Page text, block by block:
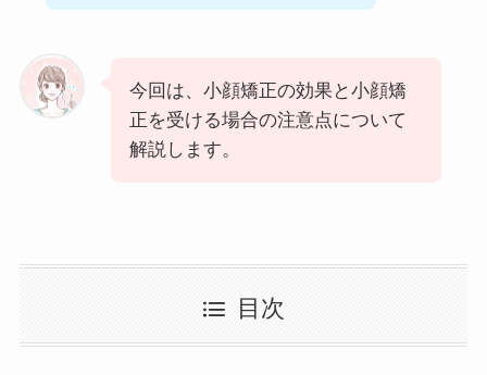
今回は、小顔矯正の効果と小顔矯
正を受ける場合の注意点について
解説します。
目次